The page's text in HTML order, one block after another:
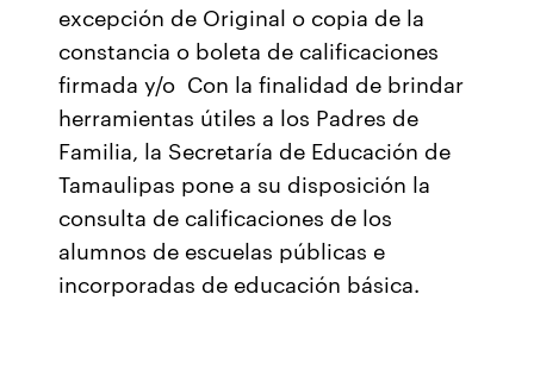
excepción de Original o copia de la
constancia o boleta de calificaciones
firmada y/o Con la finalidad de brindar
herramientas útiles a los Padres de
Familia, la Secretaría de Educación de
Tamaulipas pone a su disposición la
consulta de calificaciones de los
alumnos de escuelas públicas e
incorporadas de educación básica.